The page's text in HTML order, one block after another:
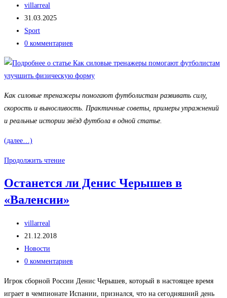
Автор
записи:
villarreal
Запись
опубликована:
31.03.2025
Рубрика
записи:
Sport
Комментарии
записи:
0 комментариев
Как силовые тренажеры помогают футболистам развивать силу,
скорость и выносливость. Практичные советы, примеры упражнений
и реальные истории звёзд футбола в одной статье.
(далее…)
Продолжить чтениеКак
тренажеры
помогают
Останется ли Денис Черышев в
«Валенсии»
Автор
записи:
villarreal
Запись
опубликована:
21.12.2018
Рубрика
записи:
Новости
Комментарии
записи:
0 комментариев
Игрок сборной России Денис Черышев, который в настоящее время
играет в чемпионате Испании, признался, что на сегодняшний день